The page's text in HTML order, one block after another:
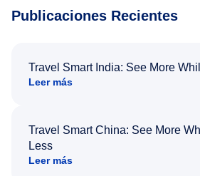
Publicaciones Recientes
Travel Smart India: See More
Leer más
Travel Smart China: See More
Less
Leer más